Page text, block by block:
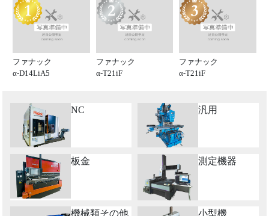
ファナック
α-D14LiA5
ファナック
α-T21iF
ファナック
α-T21iF
NC 汎用
板金 測定機器
機械類その他 小型機